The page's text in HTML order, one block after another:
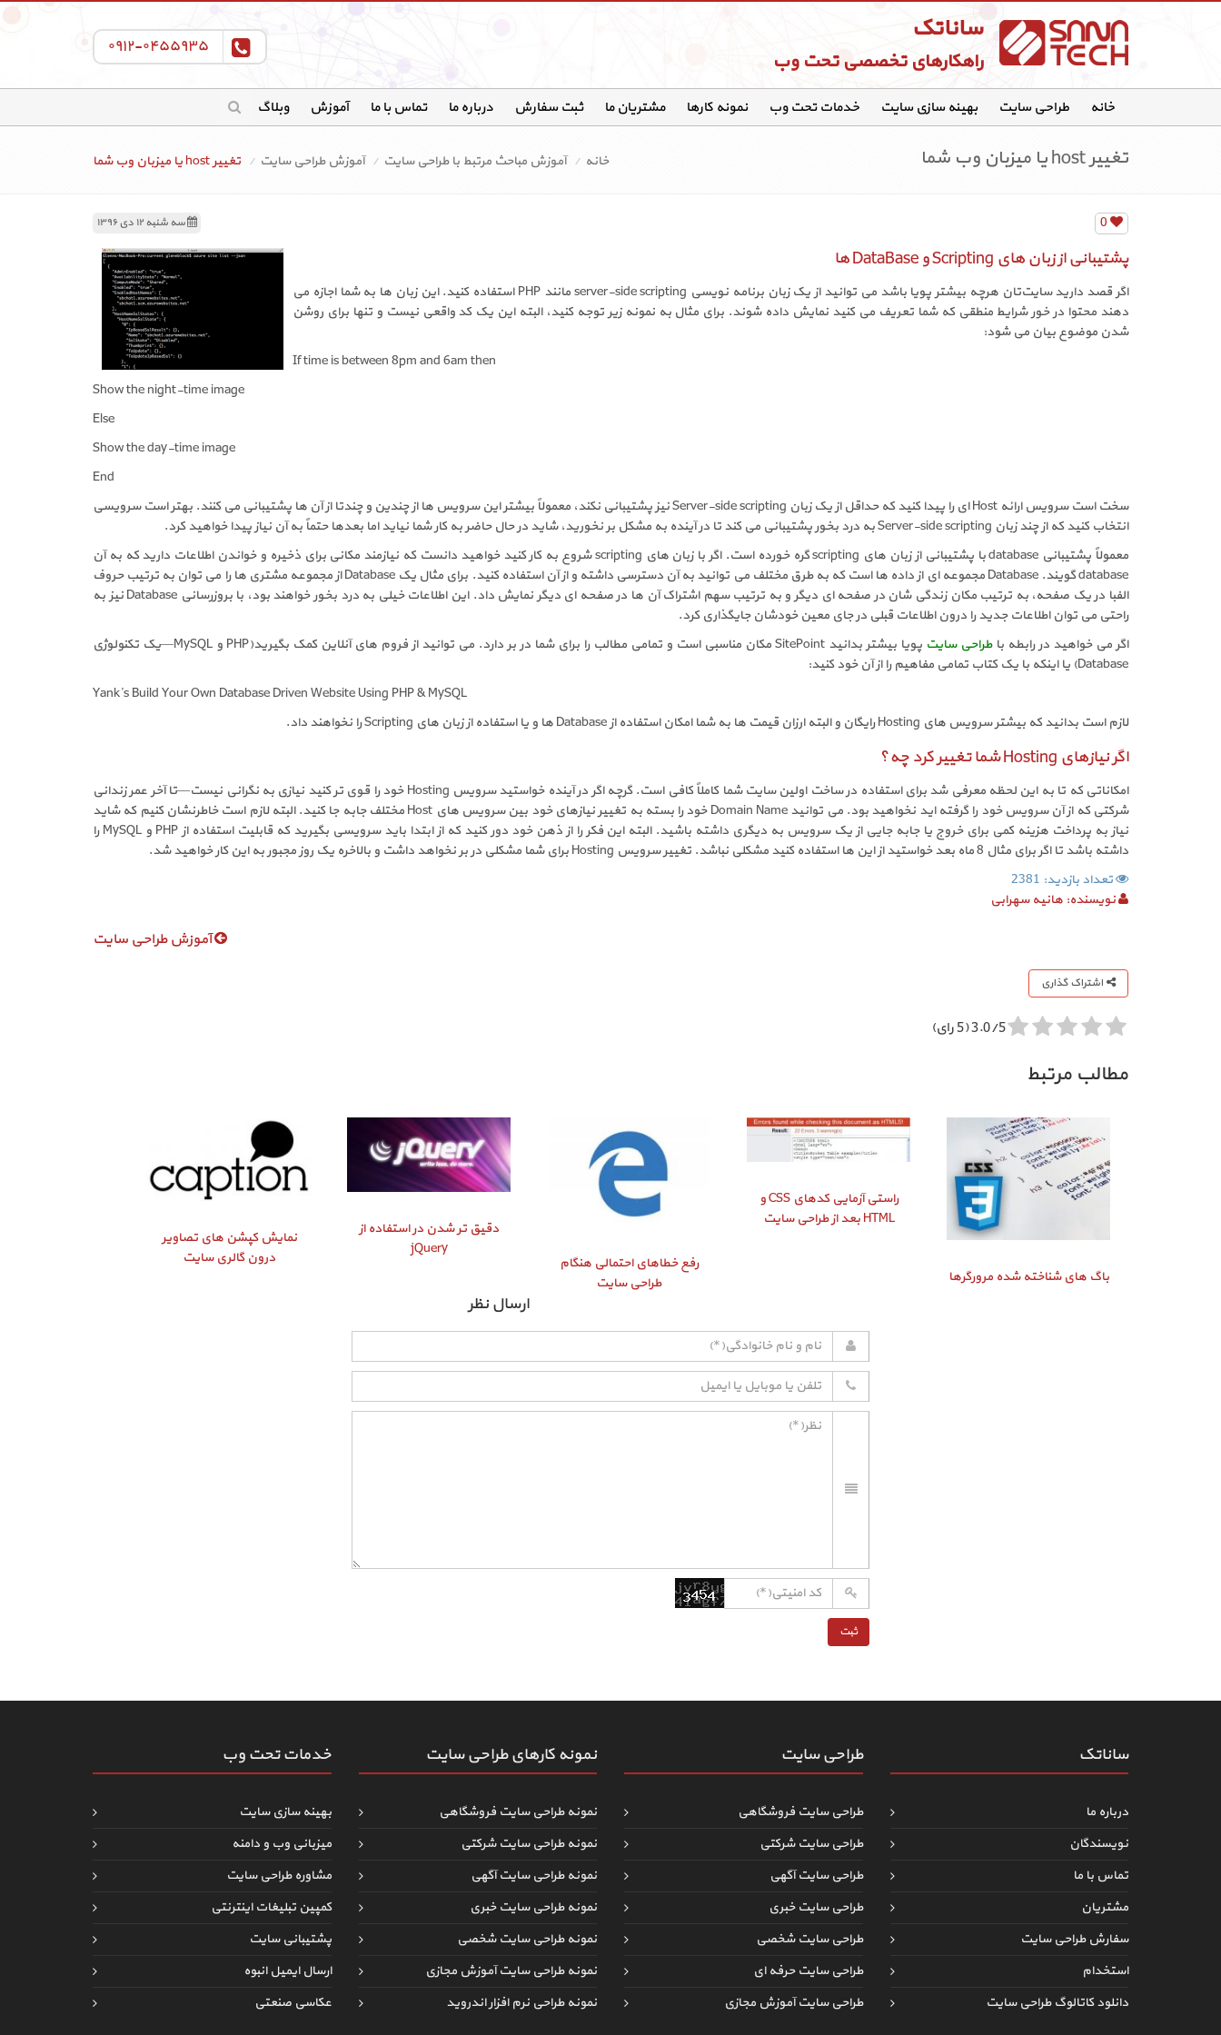
ساناتک
راهکارهای تخصصی تحت وب
۰۹۱۲-۰۴۵۵۹۳۵
خانه طراحی سایت بهینه سازی سایت خدمات تحت وب نمونه کارها مشتریان ما ثبت سفارش درباره ما تماس با ما آموزش وبلاگ
خانه آموزش مباحث مرتبط با طراحی سایت آموزش طراحی سایت تغییر host یا میزبان وب شما تغییر host یا میزبان وب شما
سه شنبه ۱۲ دی ۱۳۹۶ 0
پشتیبانی از زبان های Scripting و DataBase ها
اگر قصد دارید سایت‌تان هرچه بیشتر پویا باشد می توانید از یک زبان برنامه نویسی server-side scripting مانند PHP استفاده کنید. این زبان ها به شما اجازه می
دهند محتوا در خور شرایط منطقی که شما تعریف می کنید نمایش داده شوند. برای مثال به نمونه زیر توجه کنید، البته این یک کد واقعی نیست و تنها برای روشن
شدن موضوع بیان می شود:
If time is between 8pm and 6am then
Show the night-time image
Else
Show the day-time image
End
سخت است سرویس ارائه Host ای را پیدا کنید که حداقل از یک زبان Server-side scripting نیز پشتیبانی نکند، معمولاً بیشتر این سرویس ها از چندین و چندتا از آن ها پشتیبانی می کنند. بهتر است سرویسی
انتخاب کنید که از چند زبان Server-side scripting به درد بخور پشتیبانی می کند تا در آینده به مشکل بر نخورید، شاید در حال حاضر به کار شما نیاید اما بعدها حتماً به آن نیاز پیدا خواهید کرد.
معمولاً پشتیبانی database با پشتیبانی از زبان های scripting گره خورده است. اگر با زبان های scripting شروع به کار کنید خواهید دانست که نیازمند مکانی برای ذخیره و خواندن اطلاعات دارید که به آن
database گویند. Database مجموعه ای از داده ها است که به طرق مختلف می توانید به آن دسترسی داشته و از آن استفاده کنید. برای مثال یک Database از مجموعه مشتری ها را می توان به ترتیب حروف
الفبا در یک صفحه، به ترتیب مکان زندگی شان در صفحه ای دیگر و به ترتیب سهم اشتراک آن ها در صفحه ای دیگر نمایش داد. این اطلاعات خیلی به درد بخور خواهند بود، با بروزرسانی Database نیز به
راحتی می توان اطلاعات جدید را درون اطلاعات قبلی در جای معین خودشان جایگذاری کرد.
اگر می خواهید در رابطه باطراحی سایت
پویا بیشتر بدانید SitePoint مکان مناسبی است و تمامی مطالب را برای شما در بر دارد. می توانید از فروم های آنلاین کمک بگیرید(PHP و MySQL—یک تکنولوژی
Database) یا اینکه با یک کتاب تمامی مفاهیم را از آن خود کنید:
Yank’s Build Your Own Database Driven Website Using PHP & MySQL
لازم است بدانید که بیشتر سرویس های Hosting رایگان و البته ارزان قیمت ها به شما امکان استفاده از Database ها و یا استفاده از زبان های Scripting را نخواهند داد.
اگر نیازهای Hosting شما تغییر کرد چه؟
امکاناتی که تا به این لحظه معرفی شد برای استفاده در ساخت اولین سایت شما کاملاً کافی است. گرچه اگر در آینده خواستید سرویس Hosting خود را قوی تر کنید نیازی به نگرانی نیست—تا آخر عمر زندانی
شرکتی که از آن سرویس خود را گرفته اید نخواهید بود. می توانید Domain Name خود را بسته به تغییر نیازهای خود بین سرویس های Host مختلف جابه جا کنید. البته لازم است خاطرنشان کنیم که شاید
نیاز به پرداخت هزینه کمی برای خروج یا جابه جایی از یک سرویس به دیگری داشته باشید. البته این فکر را از ذهن خود دور کنید که از ابتدا باید سرویسی بگیرید که قابلیت استفاده از PHP و MySQL را
داشته باشد تا اگر برای مثال 8 ماه بعد خواستید از این ها استفاده کنید مشکلی نباشد. تغییر سرویس Hosting برای شما مشکلی در بر نخواهد داشت و بالاخره یک روز مجبور به این کار خواهید شد.
تعداد بازدید: 2381
نویسنده: هانیه سهرابی
آموزش طراحی سایت
اشتراک گذاری
3.0/5 (5 رای)
مطالب مرتبط
باگ‌ های شناخته شده مرورگرها
راستی‌ آزمایی کدهای CSS و
HTML بعد از طراحی سایت
رفع خطاهای احتمالی هنگام
طراحی سایت
دقیق‌ تر شدن در استفاده از
jQuery
نمایش کپشن‌ های تصاویر
درون گالری سایت
ارسال نظر
ساناتک
درباره ما
نویسندگان
تماس با ما
مشتریان
سفارش طراحی سایت
استخدام
دانلود کاتالوگ طراحی سایت
طراحی سایت
طراحی سایت فروشگاهی
طراحی سایت شرکتی
طراحی سایت آگهی
طراحی سایت خبری
طراحی سایت شخصی
طراحی سایت حرفه ای
طراحی سایت آموزش مجازی
نمونه کارهای طراحی سایت
نمونه طراحی سایت فروشگاهی
نمونه طراحی سایت شرکتی
نمونه طراحی سایت آگهی
نمونه طراحی سایت خبری
نمونه طراحی سایت شخصی
نمونه طراحی سایت آموزش مجازی
نمونه طراحی نرم افزار اندروید
خدمات تحت وب
بهینه سازی سایت
میزبانی وب و دامنه
مشاوره طراحی سایت
کمپین تبلیغات اینترنتی
پشتیبانی سایت
ارسال ایمیل انبوه
عکاسی صنعتی